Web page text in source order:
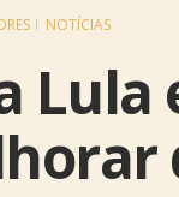
NOTÍCIAS
Lula